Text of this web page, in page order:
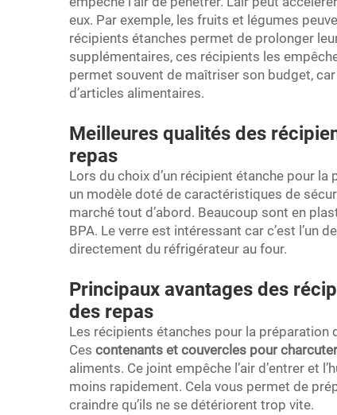
eux. Par exemple, les fruits et légumes
récipients étanches permet de prolonger
supplémentaires, ces récipients les
permet souvent de maîtriser son budget,
d’articles alimentaires.
Meilleures qualités des
repas
Lors du choix d’un récipient étanche pour
un modèle doté de caractéristiques de
marché tout d’abord. Beaucoup sont en
BPA. Le verre est intéressant car c’est l’un
directement du réfrigérateur au four.
Principaux avantages des
des repas
Les récipients étanches pour la
Ces contenants et couvercles pour
aliments. Ce joint empêche l’air d’entrer et
moins rapidement. Cela vous permet de
craindre qu’ils ne se détériorent trop vite.